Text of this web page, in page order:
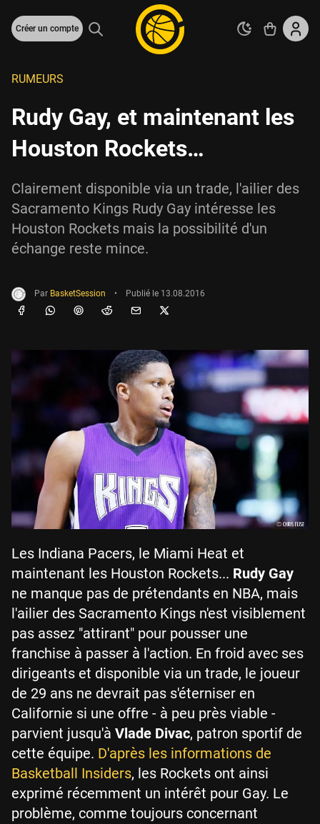
Créer un compte
RUMEURS
Rudy Gay, et maintenant les
Houston Rockets…
Clairement disponible via un trade, l'ailier des
Sacramento Kings Rudy Gay intéresse les
Houston Rockets mais la possibilité d'un
échange reste mince.
Par BasketSession • Publié le 13.08.2016
Les Indiana Pacers, le Miami Heat et
maintenant les Houston Rockets... Rudy Gay
ne manque pas de prétendants en NBA, mais
l'ailier des Sacramento Kings n'est visiblement
pas assez "attirant" pour pousser une
franchise à passer à l'action. En froid avec ses
dirigeants et disponible via un trade, le joueur
de 29 ans ne devrait pas s'éterniser en
Californie si une offre - à peu près viable -
parvient jusqu'à Vlade Divac, patron sportif de
cette équipe. D'après les informations de
Basketball Insiders, les Rockets ont ainsi
exprimé récemment un intérêt pour Gay. Le
problème, comme toujours concernant